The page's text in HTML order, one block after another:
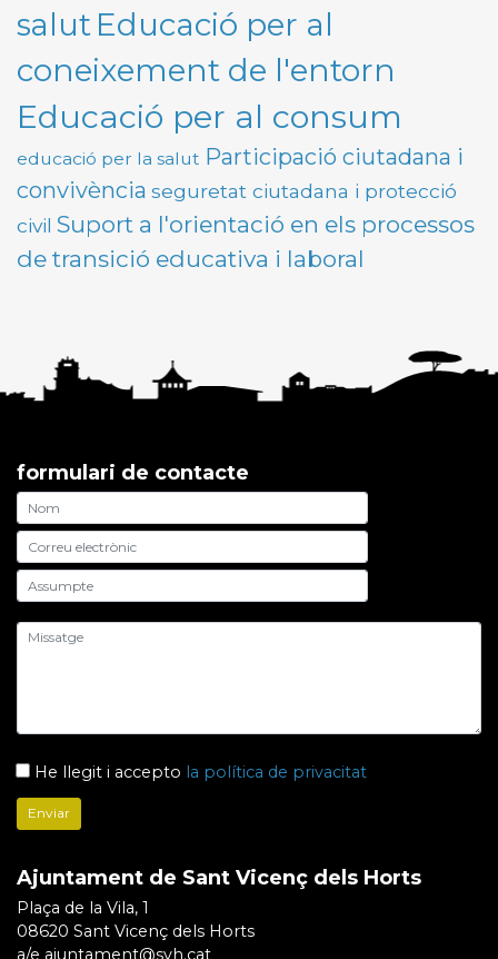
salut Educació per al
coneixement de l'entorn
Educació per al consum
educació per la salut Participació ciutadana i
convivència seguretat ciutadana i protecció
civil Suport a l'orientació en els processos
de transició educativa i laboral
formulari de contacte
He llegit i accepto la política de privacitat
Ajuntament de Sant Vicenç dels Horts
Plaça de la Vila, 1
08620 Sant Vicenç dels Horts